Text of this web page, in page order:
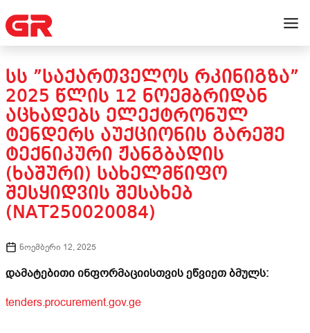
ᲡᲡ ”ᲡᲐᲥᲐᲠᲗᲕᲔᲚᲝᲡ ᲠᲙᲘᲜᲘᲒᲖᲐ”
2025 ᲬᲚᲘᲡ 12 ᲜᲝᲔᲛᲑᲠᲘᲓᲐᲜ
ᲐᲪᲮᲐᲓᲔᲑᲡ ᲔᲚᲔᲥᲢᲠᲝᲜᲣᲚ
ᲢᲔᲜᲓᲔᲠᲡ ᲐᲣᲥᲪᲘᲝᲜᲘᲡ ᲒᲐᲠᲔᲨᲔ
ᲢᲔᲥᲜᲘᲙᲣᲠᲘ ᲟᲐᲜᲒᲑᲐᲓᲘᲡ
(ᲮᲐᲨᲣᲠᲘ) ᲡᲐᲮᲔᲚᲛᲬᲘᲤᲝ
ᲨᲔᲡᲧᲘᲓᲕᲘᲡ ᲨᲔᲡᲐᲮᲔᲑ
(NAT250020084)
ნოემბერი 12, 2025
დამატებითი ინფორმაციისთვის ეწვიეთ ბმულს:
tenders.procurement.gov.ge